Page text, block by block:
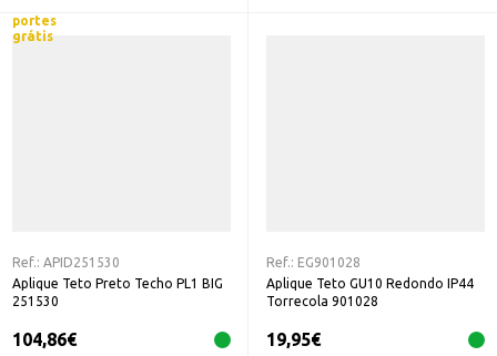
portes
grátis
Ref.: APID251530
Aplique Teto Preto Techo PL1 BIG
251530
104,86€
Ref.: EG901028
Aplique Teto GU10 Redondo IP44
Torrecola 901028
19,95€